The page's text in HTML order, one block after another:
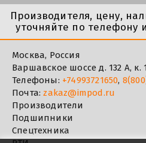
Производителя, цену,
уточняйте по телефону
Москва, Россия
Варшавское шоссе д. 132 А, к.
Телефоны: +74993721650,
Почта:zakaz@impod.ru
Производители
Подшипники
Спецтехника